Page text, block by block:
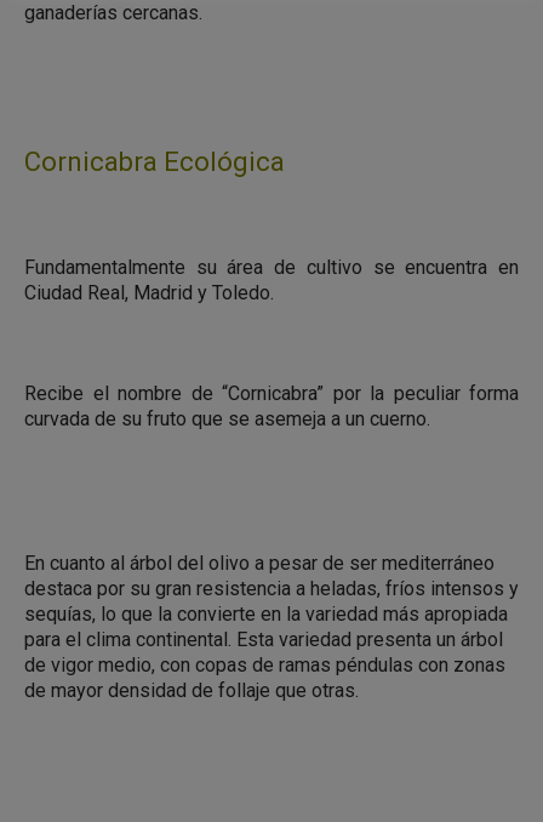
ganaderías cercanas.
Cornicabra Ecológica
Fundamentalmente su área de cultivo se encuentra en
Ciudad Real, Madrid y Toledo.
Recibe el nombre de “Cornicabra” por la peculiar forma
curvada de su fruto que se asemeja a un cuerno.
En cuanto al árbol del olivo a pesar de ser mediterráneo
destaca por su gran resistencia a heladas, fríos intensos y
sequías, lo que la convierte en la variedad más apropiada
para el clima continental. Esta variedad presenta un árbol
de vigor medio, con copas de ramas péndulas con zonas
de mayor densidad de follaje que otras.